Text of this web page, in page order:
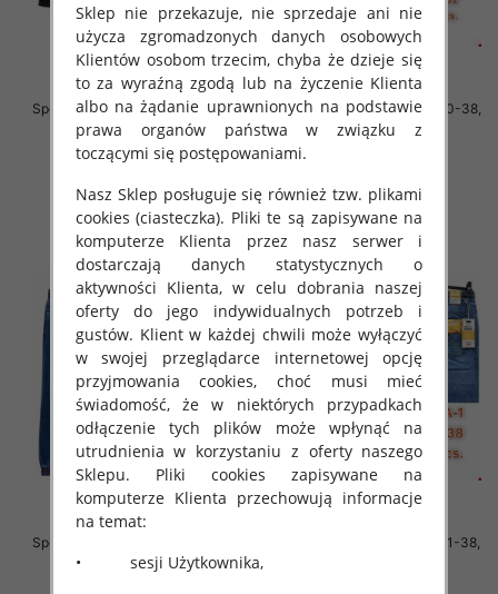
Spodnie męskie jeans Roz 31-40,
1 Kolor .Paczka 10 szt
55.00 zł
szczegóły
Spodnie męskie jeans Roz 30-38,
1 Kolor .Paczka 10 szt
szczegóły
Spodnie męskie jeans Roz 31-38,
1 Kolor .Paczka 10 szt
Spodnie męskie jeans Roz 31-38,
Sklep nie przekazuje, nie sprzedaje ani nie
użycza zgromadzonych danych osobowych
Klientów osobom trzecim, chyba że dzieje się
to za wyraźną zgodą lub na życzenie Klienta
albo na żądanie uprawnionych na podstawie
prawa organów państwa w związku z
toczącymi się postępowaniami.
Nasz Sklep posługuje się również tzw. plikami
cookies (ciasteczka). Pliki te są zapisywane na
komputerze Klienta przez nasz serwer i
dostarczają danych statystycznych o
aktywności Klienta, w celu dobrania naszej
oferty do jego indywidualnych potrzeb i
gustów. Klient w każdej chwili może wyłączyć
w swojej przeglądarce internetowej opcję
przyjmowania cookies, choć musi mieć
świadomość, że w niektórych przypadkach
odłączenie tych plików może wpłynąć na
utrudnienia w korzystaniu z oferty naszego
Sklepu. Pliki cookies zapisywane na
komputerze Klienta przechowują informacje
na temat:
• sesji Użytkownika,